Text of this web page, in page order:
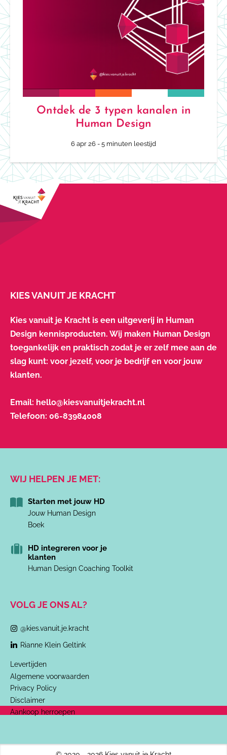
Ontdek de 3 typen kanalen in
Human Design
6 apr 26 - 5 minuten leestijd
KIES VANUIT JE KRACHT
Kies vanuit je Kracht is een uitgeverij in Human
Design kennisproducten. Wij maken Human Design
toegankelijk en praktisch zodat je er zelf mee aan de
slag kunt: voor jezelf, voor je bedrijf en voor jouw
klanten.
Email: hello@kiesvanuitjekracht.nl
Telefoon: 06-83984008
WIJ HELPEN JE MET:
Starten met jouw HD
Jouw Human Design
Boek
HD integreren voor je
klanten
Human Design Coaching Toolkit
VOLG JE ONS AL?
@kies.vanuit.je.kracht
Rianne Klein Geltink
Levertijden
Algemene voorwaarden
Privacy Policy
Disclaimer
Aankoop herroepen